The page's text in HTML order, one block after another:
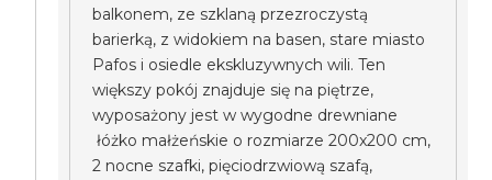
balkonem, ze szklaną przezroczystą
barierką, z widokiem na basen, stare miasto
Pafos i osiedle ekskluzywnych wili. Ten
większy pokój znajduje się na piętrze,
wyposażony jest w wygodne drewniane
łóżko małżeńskie o rozmiarze 200x200 cm,
2 nocne szafki, pięciodrzwiową szafą,